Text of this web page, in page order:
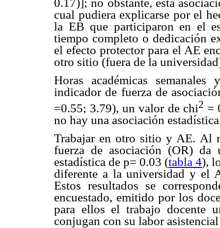
0.17)]; no obstante, esta
cual pudiera explicarse por el
la EB que participaron en el
tiempo completo o dedicación
el efecto protector para el AE
otro sitio (fuera de la
Horas académicas
indicador de fuerza de
=0.55; 3.79), un valor de chi2 =
no hay una asociación
Trabajar en otro sitio y AE. Al
fuerza de asociación (OR)
estadística de p= 0.03 (tabla 4),
diferente a la universidad y el
Estos resultados se
encuestado, emitido por los
para ellos el trabajo docente
conjugan con su labor